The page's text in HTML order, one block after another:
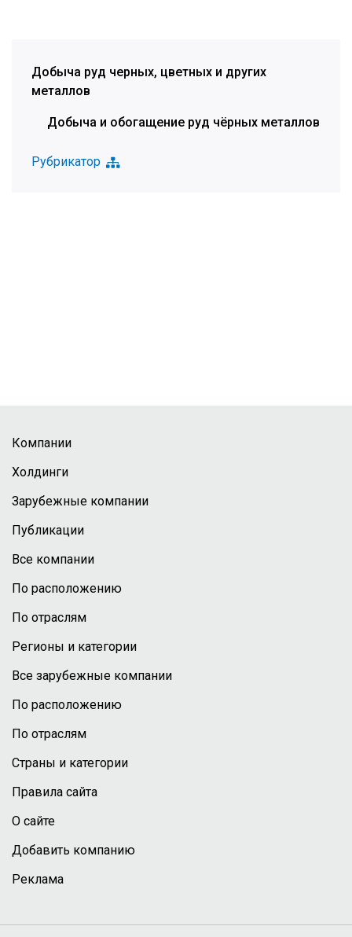
Добыча руд черных, цветных и других
металлов
Добыча и обогащение руд чёрных металлов
Рубрикатор
Компании
Холдинги
Зарубежные компании
Публикации
Все компании
По расположению
По отраслям
Регионы и категории
Все зарубежные компании
По расположению
По отраслям
Страны и категории
Правила сайта
О сайте
Добавить компанию
Реклама